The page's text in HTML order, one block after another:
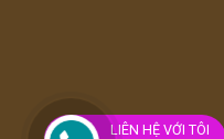
LIÊN HỆ VỚI TÔI